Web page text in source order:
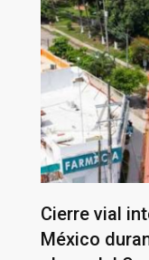
Cierre vial
México